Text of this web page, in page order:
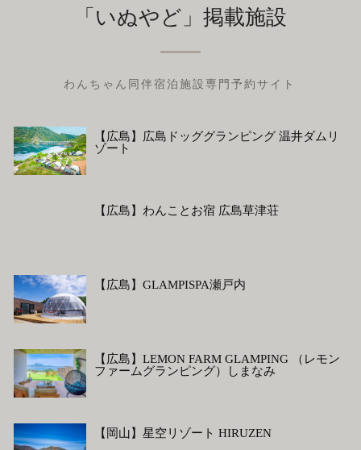
「いぬやど」掲載施設
わんちゃん同伴宿泊施設専門予約サイト
【広島】広島ドッググランピング 温井ダムリ
ゾート
【広島】わんことお宿 広島草津荘
【広島】GLAMPISPA瀬戸内
【広島】LEMON FARM GLAMPING （レモン
ファームグランピング）しまなみ
【岡山】星空リゾート HIRUZEN